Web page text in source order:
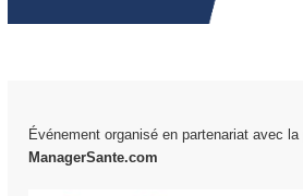
Événement organisé en partenariat avec
ManagerSante.com